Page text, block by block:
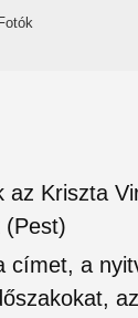
Fotók
az Kriszta
(Pest)
címet, a